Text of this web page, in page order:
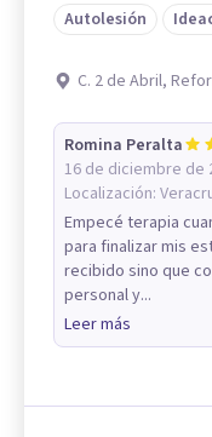
Autolesión
C. 2 de Abril,
Romina Peralta
16 de diciembre de
Localización:
Empecé terapia
para finalizar mis
recibido sino que
personal y...
Leer más